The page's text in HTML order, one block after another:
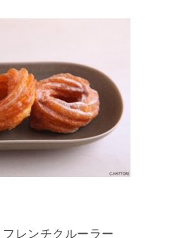
フレンチクルーラー